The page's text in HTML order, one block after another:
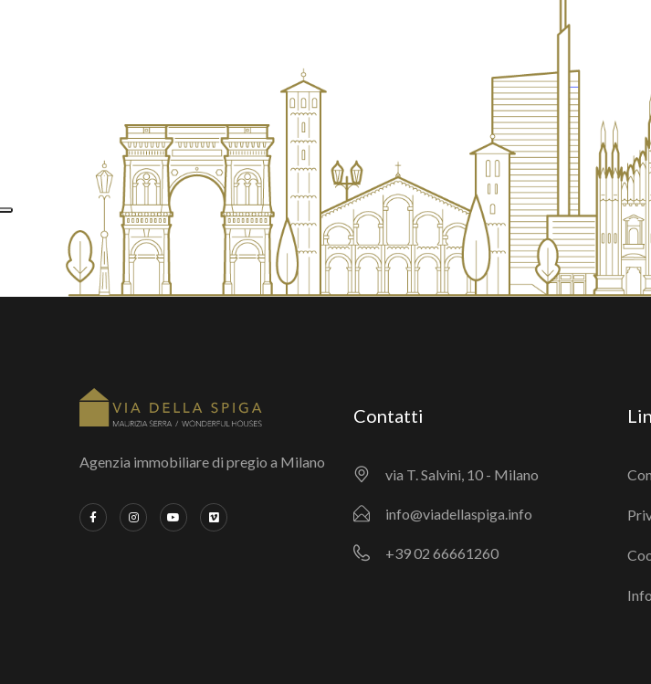
Agenzia immobiliare di pregio a Milano
Contatti
via T. Salvini, 10 - Milano
info@viadellaspiga.info
+39 02 66661260